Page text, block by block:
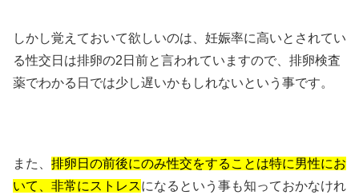
しかし覚えておいて欲しいのは、妊娠率に高いとされてい
る性交日は排卵の2日前と言われていますので、排卵検査
薬でわかる日では少し遅いかもしれないという事です。
また、 排卵日の前後にのみ性交をすることは特に男性にお
いて、非常にストレスになるという事も知っておかなけれ